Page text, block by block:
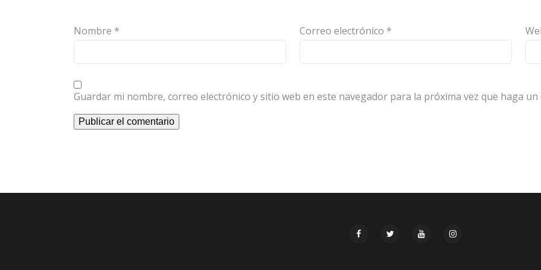
Nombre * Correo electrónico *
Guardar mi nombre, correo electrónico y sitio web en este navegador para la próxima vez que haga un